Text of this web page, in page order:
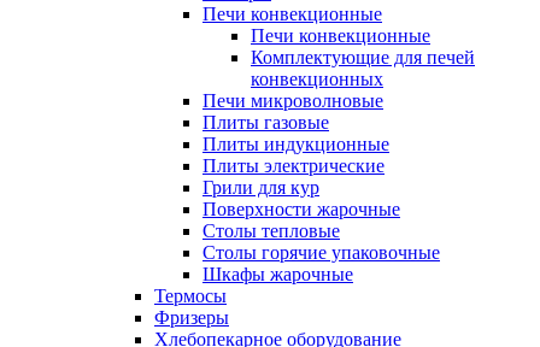
Печи конвекционные
Печи конвекционные
Комплектующие для печей
конвекционных
Печи микроволновые
Плиты газовые
Плиты индукционные
Плиты электрические
Грили для кур
Поверхности жарочные
Столы тепловые
Столы горячие упаковочные
Шкафы жарочные
Термосы
Фризеры
Хлебопекарное оборудование